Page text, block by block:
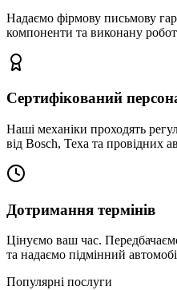
Надаємо фірмову письмову
компоненти та виконану
Сертифікований
Наші механіки проходять
від Bosch, Texa та провідних
Дотримання термінів
Цінуємо ваш час.
та надаємо підмінний
Популярні послуги